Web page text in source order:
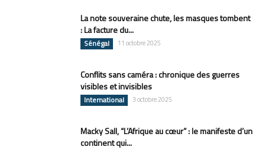
La note souveraine chute, les masques tombent
: La facture du...
Sénégal 11 octobre 2025
Conflits sans caméra : chronique des guerres
visibles et invisibles
International 3 octobre 2025
Macky Sall, “L’Afrique au cœur” : le manifeste d’un
continent qui...